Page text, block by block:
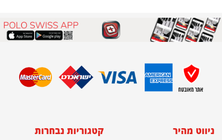
ניווט מהיר
קטגוריות נבחרות